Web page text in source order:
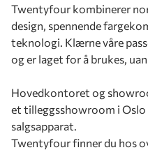
Twentyfour kombinerer
design, spennende
teknologi. Klærne våre
og er laget for å brukes,
Hovedkontoret og
et tilleggsshowroom i Oslo
salgsapparat.
Twentyfour finner du hos